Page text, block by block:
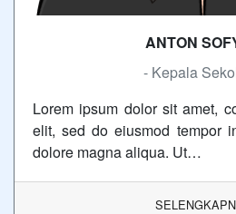
ANTON
- Kepala
Lorem ipsum dolor sit amet,
elit, sed do eiusmod tempor
dolore magna aliqua. Ut…